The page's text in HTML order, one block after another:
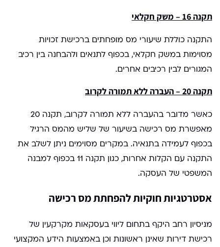
תקנה 16 – משק חקלאי
התקנה כוללת שיעורי מס מופחתים ברכישת זכויות
מסוימות במשק חקלאי, בכפוף לתנאים ולהבחנה בין רכיב
המגורים לבין רכיבים אחרים.
תקנה 20 – העברה ללא תמורה לקרוב
כאשר מדובר בהעברה ללא תמורה לקרוב, תקנה 20
מאפשרת מס רכישה בשיעור של שליש מהמס הרגיל
בכפוף לעמידה בתנאיה. במקרים מסוימים ניתן לשלב את
התקנה עם הקלות אחרות, כגון תקנה 11 בכפוף למבנה
המשפטי של העסקה.
אסטרטגיות חוקיות להפחתת מס רכישה
מניסיון רחב היקף בתחום ליווי בעסקאות מקרקעין של
רכישת דירות שאינן ראשונות וכן באמצעות הידע המקצועי